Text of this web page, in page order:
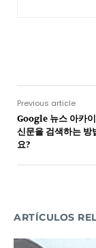
Previous article
Google 뉴스 아카
신문을 검색하는 방
요?
ARTÍCULOS